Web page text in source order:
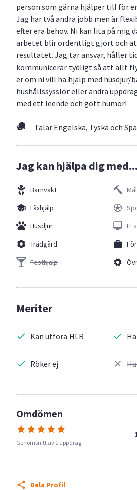
person som gärna hjälper till för
Jag har två andra jobb men är
efter era behov. Ni kan lita på mig
arbetet blir ordentligt gjort och
resultatet. Jag tar ansvar, håller
kommunicerar tydligt så att allt
er om ni vill ha hjälp med husdjur/
hushållssysslor eller andra
med ett leende och gott humör!
Talar Engelska, Tyska och
Jag kan hjälpa dig med...
Barnvakt
Läxhjälp
Husdjur
Trädgård
Festhjälp
IT
Meriter
Kan utföra HLR
Röker ej
Omdömen
Genomsnitt av 1 uppdrag
Dela Profil